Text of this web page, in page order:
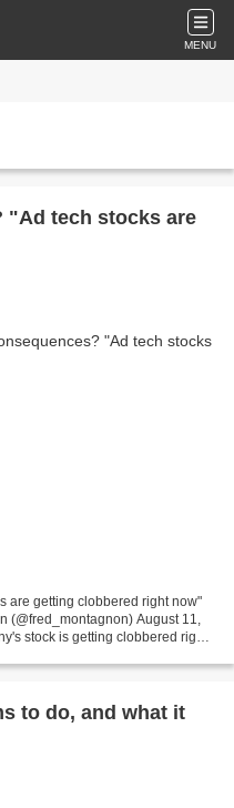
MENU
"Ad tech stocks are
are getting clobbered right now"
(@fred_montagnon) August 11,
stock is getting clobbered right
to do, and what it